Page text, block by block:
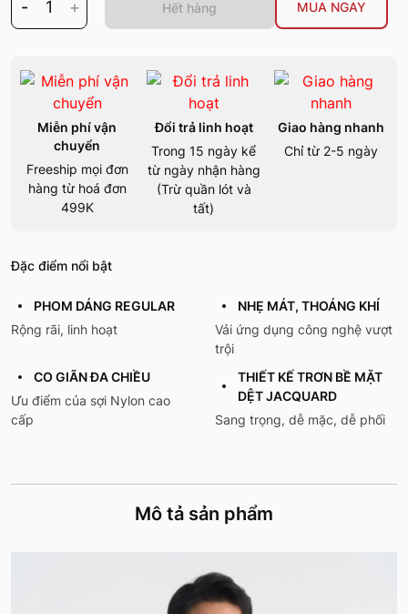
- 1 + Hết hàng MUA NGAY
Miễn phí vận
chuyển
Freeship mọi đơn
hàng từ hoá đơn
499K
Đổi trả linh hoạt
Trong 15 ngày kể
từ ngày nhận hàng
(Trừ quần lót và
tất)
Giao hàng nhanh
Chỉ từ 2-5 ngày
Đặc điểm nổi bật
PHOM DÁNG REGULAR
Rộng rãi, linh hoạt
NHẸ MÁT, THOÁNG KHÍ
Vải ứng dụng công nghệ vượt
trội
CO GIÃN ĐA CHIỀU
Ưu điểm của sợi Nylon cao
cấp
THIẾT KẾ TRƠN BỀ MẶT
DỆT JACQUARD
Sang trọng, dễ mặc, dễ phối
Mô tả sản phẩm